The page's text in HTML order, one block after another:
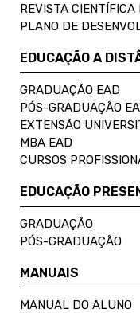
REVISTA CIENTÍFICA
PLANO DE
EDUCAÇÃO A
GRADUAÇÃO EAD
PÓS-GRADUAÇÃO
EXTENSÃO
MBA EAD
CURSOS
EDUCAÇÃO
GRADUAÇÃO
PÓS-GRADUAÇÃO
MANUAIS
MANUAL DO ALUNO